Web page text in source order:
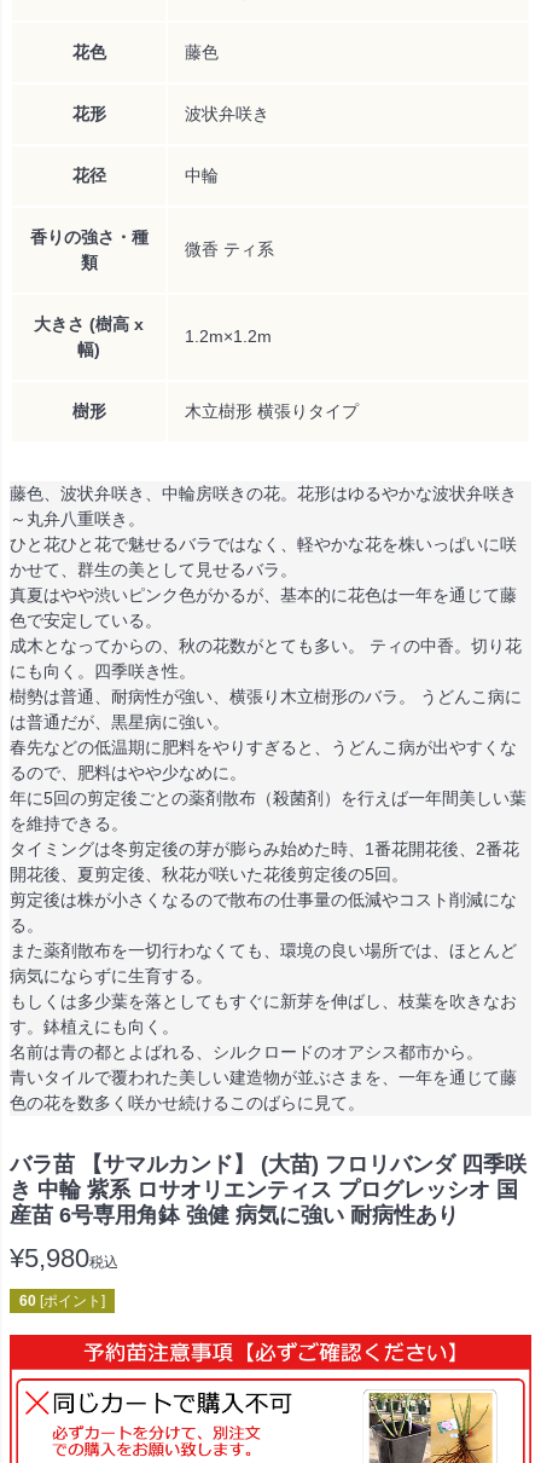
花色 藤色
花形 波状弁咲き
花径 中輪
香りの強さ・種
類
微香 ティ系
大きさ (樹高 x
幅)
1.2m×1.2m
樹形 木立樹形 横張りタイプ
藤色、波状弁咲き、中輪房咲きの花。花形はゆるやかな波状弁咲き
～丸弁八重咲き。
ひと花ひと花で魅せるバラではなく、軽やかな花を株いっぱいに咲
かせて、群生の美として見せるバラ。
真夏はやや渋いピンク色がかるが、基本的に花色は一年を通じて藤
色で安定している。
成木となってからの、秋の花数がとても多い。 ティの中香。切り花
にも向く。四季咲き性。
樹勢は普通、耐病性が強い、横張り木立樹形のバラ。 うどんこ病に
は普通だが、黒星病に強い。
春先などの低温期に肥料をやりすぎると、うどんこ病が出やすくな
るので、肥料はやや少なめに。
年に5回の剪定後ごとの薬剤散布（殺菌剤）を行えば一年間美しい葉
を維持できる。
タイミングは冬剪定後の芽が膨らみ始めた時、1番花開花後、2番花
開花後、夏剪定後、秋花が咲いた花後剪定後の5回。
剪定後は株が小さくなるので散布の仕事量の低減やコスト削減にな
る。
また薬剤散布を一切行わなくても、環境の良い場所では、ほとんど
病気にならずに生育する。
もしくは多少葉を落としてもすぐに新芽を伸ばし、枝葉を吹きなお
す。鉢植えにも向く。
名前は青の都とよばれる、シルクロードのオアシス都市から。
青いタイルで覆われた美しい建造物が並ぶさまを、一年を通じて藤
色の花を数多く咲かせ続けるこのばらに見て。
バラ苗 【サマルカンド】 (大苗) フロリバンダ 四季咲
き 中輪 紫系 ロサオリエンティス プログレッシオ 国
産苗 6号専用角鉢 強健 病気に強い 耐病性あり
¥5,980税込
60 [ポイント]